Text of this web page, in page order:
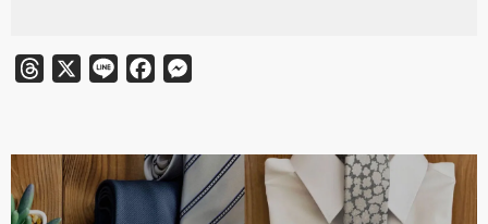
Threads Line Facebook